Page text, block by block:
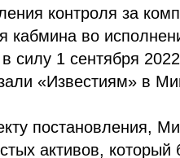
контроля за
кабмина во
в силу 1 сентября
«Известиям» в
постановления,
активов,